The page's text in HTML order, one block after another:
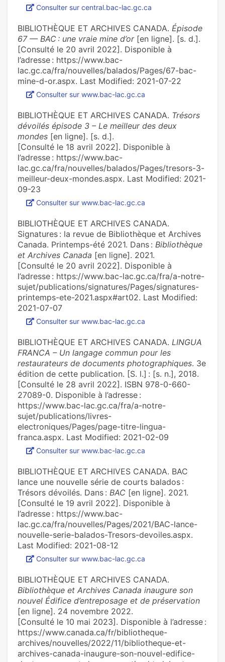
Consulter sur central.bac-lac.gc.ca
BIBLIOTHÈQUE ET ARCHIVES CANADA. Épisode
67 — BAC : une vraie mine d’or[en ligne]. [s. d.].
[Consulté le 20 avril 2022]. Disponible à
l’adresse : https://www.bac-
lac.gc.ca/fra/nouvelles/balados/Pages/67-bac-
mine-d-or.aspx. Last Modified: 2021-07-22
Consulter sur www.bac-lac.gc.ca
BIBLIOTHÈQUE ET ARCHIVES CANADA. Trésors
dévoilés épisode 3 – Le meilleur des deux
mondes [en ligne]. [s. d.].
[Consulté le 18 avril 2022]. Disponible à
l’adresse : https://www.bac-
lac.gc.ca/fra/nouvelles/balados/Pages/tresors-3-
meilleur-deux-mondes.aspx. Last Modified: 2021-
09-23
Consulter sur www.bac-lac.gc.ca
BIBLIOTHÈQUE ET ARCHIVES CANADA.
Signatures : la revue de Bibliothèque et Archives
Canada. Printemps-été 2021. Dans : Bibliothèque
et Archives Canada [en ligne]. 2021.
[Consulté le 20 avril 2022]. Disponible à
l’adresse : https://www.bac-lac.gc.ca/fra/a-notre-
sujet/publications/signatures/Pages/signatures-
printemps-ete-2021.aspx#art02. Last Modified:
2021-07-07
Consulter sur www.bac-lac.gc.ca
BIBLIOTHÈQUE ET ARCHIVES CANADA. LINGUA
FRANCA – Un langage commun pour les
restaurateurs de documents photographiques. 3e
édition de cette publication. [S. l.] : [s. n.], 2018.
[Consulté le 28 avril 2022]. ISBN 978-0-660-
27089-0. Disponible à l’adresse :
https://www.bac-lac.gc.ca/fra/a-notre-
sujet/publications/livres-
electroniques/Pages/page-titre-lingua-
franca.aspx. Last Modified: 2021-02-09
Consulter sur www.bac-lac.gc.ca
BIBLIOTHÈQUE ET ARCHIVES CANADA. BAC
lance une nouvelle série de courts balados :
Trésors dévoilés. Dans : BAC [en ligne]. 2021.
[Consulté le 19 avril 2022]. Disponible à
l’adresse : https://www.bac-
lac.gc.ca/fra/nouvelles/Pages/2021/BAC-lance-
nouvelle-serie-balados-Tresors-devoiles.aspx.
Last Modified: 2021-08-12
Consulter sur www.bac-lac.gc.ca
BIBLIOTHÈQUE ET ARCHIVES CANADA.
Bibliothèque et Archives Canada inaugure son
nouvel Édifice d’entreposage et de préservation
[en ligne]. 24 novembre 2022.
[Consulté le 10 mai 2023]. Disponible à l’adresse :
https://www.canada.ca/fr/bibliotheque-
archives/nouvelles/2022/11/bibliotheque-et-
archives-canada-inaugure-son-nouvel-edifice-